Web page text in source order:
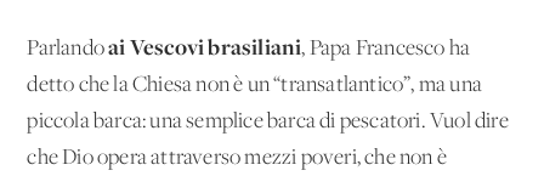
Parlandoai Vescovi brasiliani, Papa Francesco ha
detto che la Chiesa non è un “transatlantico”, ma una
piccola barca: una semplice barca di pescatori. Vuol dire
che Dio opera attraverso mezzi poveri, che non è